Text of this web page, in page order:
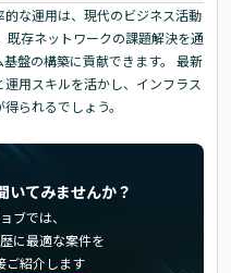
な運用は、現代のビジネス活動
既存ネットワークの課題解決を通
盤の構築に貢献できます。 最新
用スキルを活かし、インフラス
られるでしょう。
いてみませんか？
ブでは、
に最適な案件を
ご紹介します